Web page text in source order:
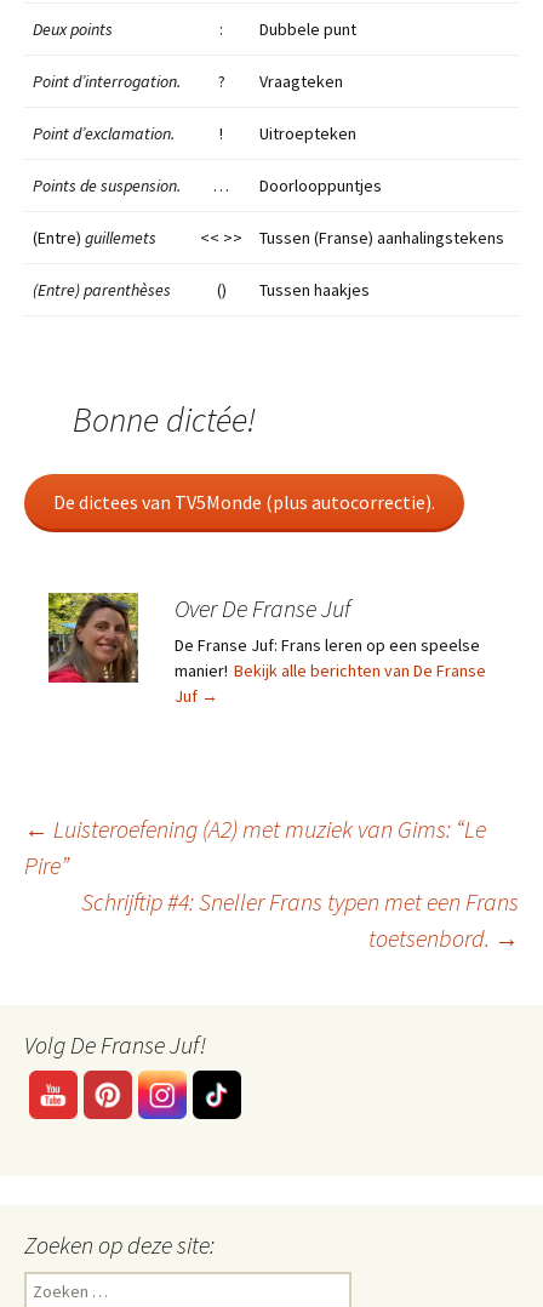
Deux points : Dubbele punt
Point d’interrogation. ? Vraagteken
Point d’exclamation. ! Uitroepteken
Points de suspension. … Doorlooppuntjes
(Entre) guillemets << >> Tussen (Franse) aanhalingstekens
(Entre) parenthèses () Tussen haakjes
Bonne dictée!
De dictees van TV5Monde (plus autocorrectie).
Over De Franse Juf
De Franse Juf: Frans leren op een speelse
manier! Bekijk alle berichten van De Franse
Juf →
Berichtnavigatie
← Luisteroefening (A2) met muziek van Gims: “Le
Pire”
Schrijftip #4: Sneller Frans typen met een Frans
toetsenbord. →
Volg De Franse Juf!
Zoeken op deze site:
Zoeken